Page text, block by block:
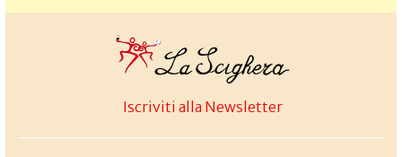
Iscriviti alla Newsletter